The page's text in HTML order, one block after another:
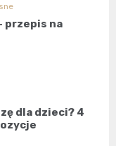
przepis na
dla dzieci? 4